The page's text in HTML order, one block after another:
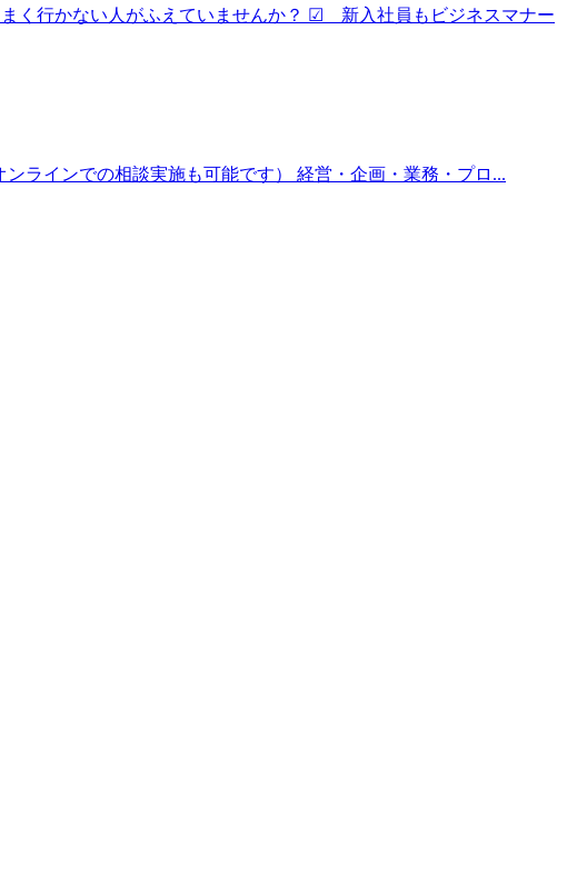
く行かない人がふえていませんか？ ☑ 新入社員もビジネスマナー
ラインでの相談実施も可能です） 経営・企画・業務・プロ...